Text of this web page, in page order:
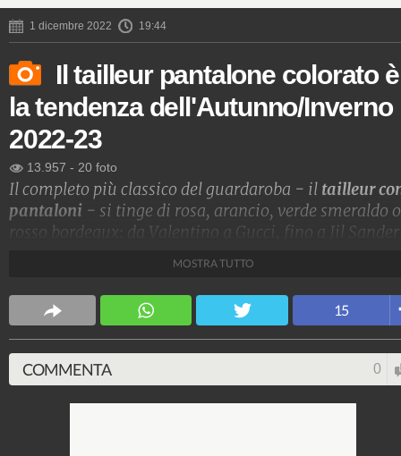
1 dicembre 2022 19:44
Il tailleur pantalone colorato è
la tendenza dell'Autunno/Inverno
2022-23
13.957 - 20 foto
Il completo più classico del guardaroba - il tailleur
pantaloni - si tinge di rosa, arancio, verde smeraldo o
rosso bordeaux: da Valentino a Gucci, fino a Jil
Stile e trend
MOSTRA TUTTO
15
COMMENTA 0